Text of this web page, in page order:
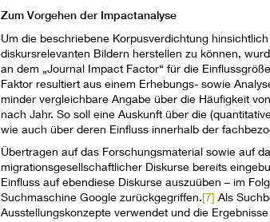
Zum Vorgehen der Impactanalyse
Um die beschriebene Korpusverdichtung
diskursrelevanten Bildern herstellen zu können,
an dem „Journal Impact Factor“ für die
Faktor resultiert aus einem Erhebungs- sowie
minder vergleichbare Angabe über die Häufigkeit
nach Jahr. So soll eine Auskunft über die
wie auch über deren Einfluss innerhalb der
Übertragen auf das Forschungsmaterial sowie auf
migrationsgesellschaftlicher Diskurse bereits
Einfluss auf ebendiese Diskurse auszuüben – im
Suchmaschine Google zurückgegriffen.[7] Als
Ausstellungskonzepte verwendet und die